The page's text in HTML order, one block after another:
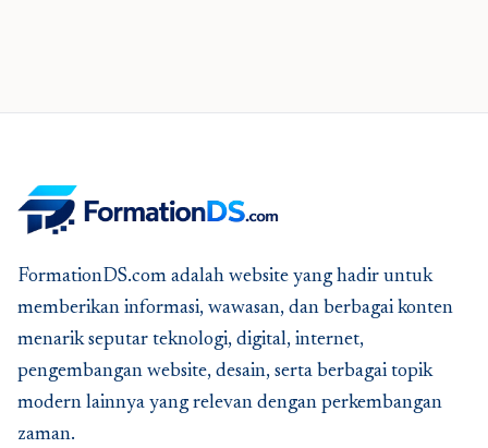
FormationDS.com adalah website yang hadir untuk
memberikan informasi, wawasan, dan berbagai konten
menarik seputar teknologi, digital, internet,
pengembangan website, desain, serta berbagai topik
modern lainnya yang relevan dengan perkembangan
zaman.